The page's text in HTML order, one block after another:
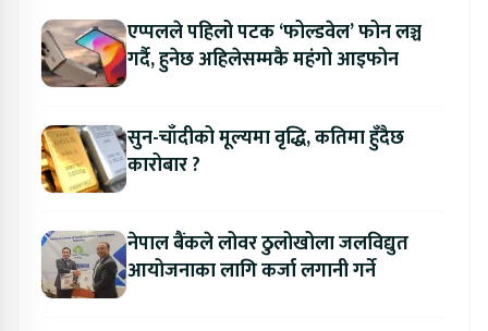
एप्पलले पहिलो पटक ‘फोल्डवेल’ फोन लञ्च
गर्दै, हुनेछ अहिलेसम्मकै महंगो आइफोन
सुन-चाँदीको मूल्यमा वृद्धि, कतिमा हुँदैछ
कारोबार ?
नेपाल बैंकले लोवर ठुलोखोला जलविद्युत
आयोजनाका लागि कर्जा लगानी गर्ने